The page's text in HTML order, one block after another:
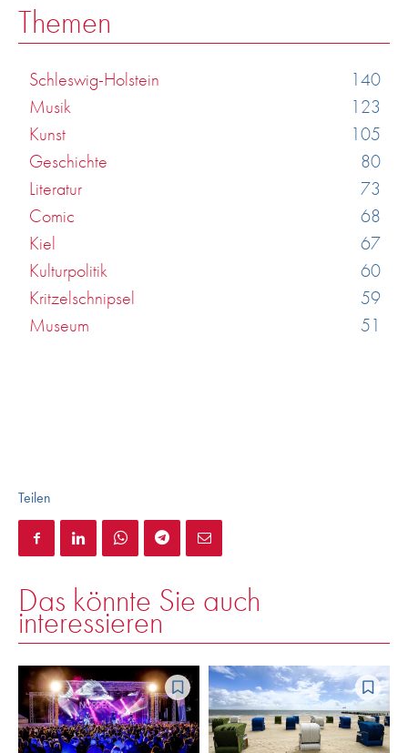
Themen
Schleswig-Holstein
140
Musik
123
Kunst
105
Geschichte
80
Literatur
73
Comic
68
Kiel
67
Kulturpolitik
60
Kritzelschnipsel
59
Museum
51
Teilen
Das könnte Sie auch
interessieren